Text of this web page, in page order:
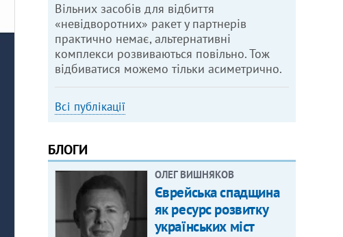
Вільних засобів для відбиття
«невідворотних» ракет у партнерів
практично немає, альтернативні
комплекси розвиваються повільно. Тож
відбиватися можемо тільки асиметрично.
Всі публікації
БЛОГИ
ОЛЕГ ВИШНЯКОВ
Єврейська спадщина
як ресурс розвитку
українських міст